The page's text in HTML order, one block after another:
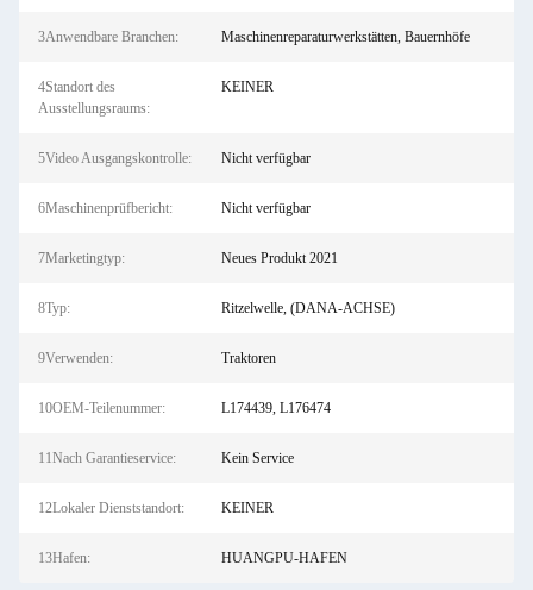
3Anwendbare Branchen: Maschinenreparaturwerkstätten, Bauernhöfe
4Standort des
Ausstellungsraums:
KEINER
5Video Ausgangskontrolle: Nicht verfügbar
6Maschinenprüfbericht: Nicht verfügbar
7Marketingtyp: Neues Produkt 2021
8Typ: Ritzelwelle, (DANA-ACHSE)
9Verwenden: Traktoren
10OEM-Teilenummer: L174439, L176474
11Nach Garantieservice: Kein Service
12Lokaler Dienststandort: KEINER
13Hafen: HUANGPU-HAFEN